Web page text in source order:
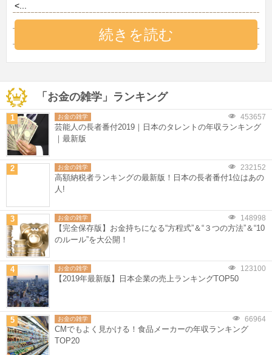
<
続きを読む
「お金の雑学」ランキング
1 お金の雑学 453657
芸能人の長者番付2019｜日本のタレントの年収ランキング
｜最新版
2 お金の雑学 232152
高額納税者ランキングの最新版！日本の長者番付1位はあの
人!
3 お金の雑学 148998
【完全保存版】お金持ちになる“方程式”＆“３つの方法”＆“10
のルール”を大公開！
4 お金の雑学 123100
【2019年最新版】日本企業の売上ランキングTOP50
5 お金の雑学 66964
CMでもよく見かける！食品メーカーの年収ランキング
TOP20